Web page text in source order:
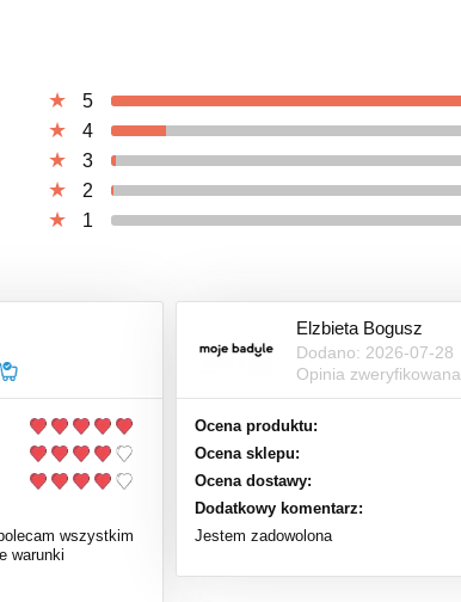
5
4
3
2
1
wszystkim
warunki
Elzbieta Bogusz
Dodano: 2026-07-28
Opinia zweryfikowana
Ocena produktu:
Ocena sklepu:
Ocena dostawy:
Dodatkowy komentarz:
Jestem zadowolona